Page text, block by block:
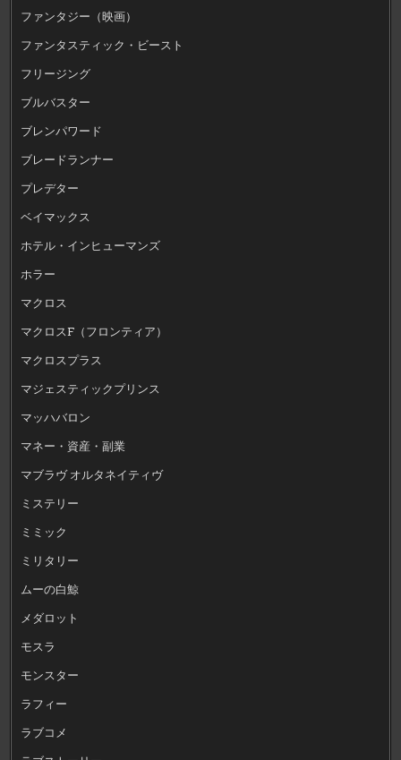
ファンタジー（映画）
ファンタスティック・ビースト
フリージング
ブルバスター
ブレンパワード
ブレードランナー
プレデター
ベイマックス
ホテル・インヒューマンズ
ホラー
マクロス
マクロスF（フロンティア）
マクロスプラス
マジェスティックプリンス
マッハバロン
マネー・資産・副業
マブラヴ オルタネイティヴ
ミステリー
ミミック
ミリタリー
ムーの白鯨
メダロット
モスラ
モンスター
ラフィー
ラブコメ